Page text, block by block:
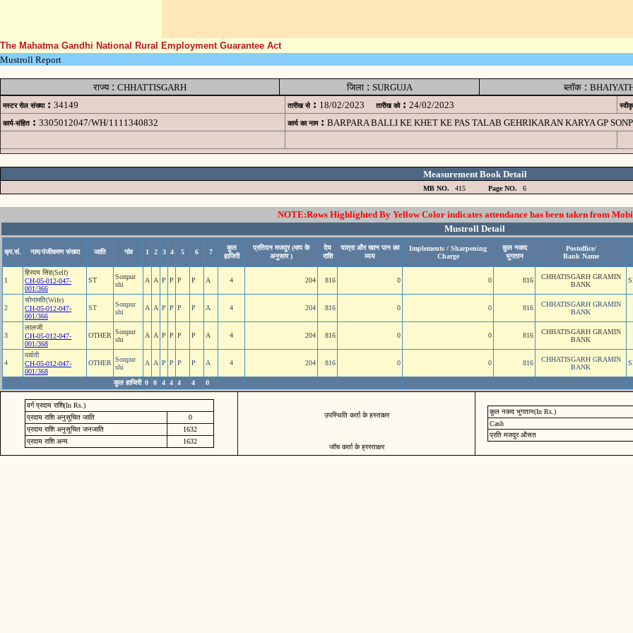
The Mahatma Gandhi National Rural Employment Guarantee Act
Mustroll Report
राज्य: CHHATTISGARH जिला: SURGUJA ब्लॉक :
मस्टर रोल संख्या : 34149 तारीख से : 18/02/2023 तारीख को : 24/02/2023
कार्य-संहित : 3305012047/WH/1111340832 कार्य का नाम : BARPARA BALLI KE KHET KE PAS TALAB GEHRIKARAN KARYA GP
Measurement Book Detail
MB NO. 415 Page NO. 6
NOTE:Rows Highlighted By Yellow Color indicates attendance has been taken from
Mustroll Detail
क्र.सं. नाम/पंजीकरण संख्या जाति गांव 1 2 3 4 5 6 7
कुल
हाजिरी
प्रतिदन मजदूर (माप के
अनुसार )
देय
राशि
यात्रा और खान पान का
व्यय
Implements / Sharpening
Charge
कुल नकद
भुगतान
Postoffice/
Bank Name
1
हिरदय सिंह(Self)
CH-05-012-047-
001/366
ST
Sonpur
shi
A A P P P P A 4 204 816 0 0 816
CHHATISGARH GRAMIN
BANK
2
सोनामति(Wife)
CH-05-012-047-
001/366
ST
Sonpur
shi
A A P P P P A 4 204 816 0 0 816
CHHATISGARH GRAMIN
BANK
3
लालजी
CH-05-012-047-
001/368
OTHER Sonpur
shi
A A P P P P A 4 204 816 0 0 816
CHHATISGARH GRAMIN
BANK
4
पार्वती
CH-05-012-047-
001/368
OTHER Sonpur
shi
A A P P P P A 4 204 816 0 0 816
CHHATISGARH GRAMIN
BANK
कुल हाजिरी 0 0 4 4 4 4 0
वर्ग प्रदाय राशि(In Rs.)
प्रदाय राशि अनुसूचित जाति
0
प्रदाय राशि अनुसूचित जनजाति
1632
प्रदाय राशि अन्य
1632
उपस्थिति कर्ता के हस्ताक्षर
जॉच कर्ता के ह्रस्ताक्षर
कुल नकद भुगतान(In Rs.)
Cash
प्रति मजदुर औसत